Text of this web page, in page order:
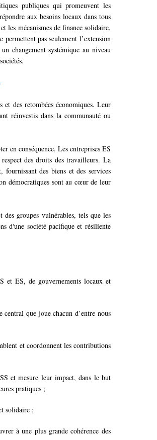
publiques qui promeuvent les
aux besoins locaux dans tous
les mécanismes de finance solidaire,
permettent pas seulement l’extension
changement systémique au niveau
et des retombées économiques. Leur
réinvestis dans la communauté ou
en conséquence. Les entreprises ES
des droits des travailleurs. La
fournissant des biens et des services
démocratiques sont au cœur de leur
groupes vulnérables, tels que les
d'une société pacifique et résiliente
et ES, de gouvernements locaux et
que joue chacun d’entre nous
et coordonnent les contributions
et mesure leur impact, dans le but
pratiques ;
solidaire ;
à une plus grande cohérence des